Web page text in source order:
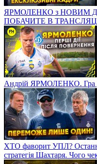
ЯРМОЛЕНКО з НОВИМ
ПОБАЧИТЕ В
Андрій ЯРМОЛЕНКО. Гра
ХТО фаворит УПЛ?
стратегія Шахтаря. Чого